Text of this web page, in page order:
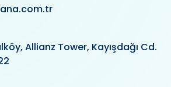
Allianz Tower, Kayışdağı Cd.